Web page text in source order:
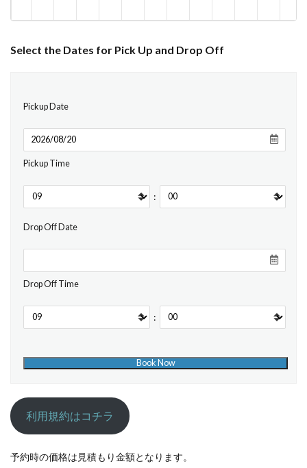
Select the Dates for Pick Up and Drop Off
Pickup Date
Pickup Time
:
Drop Off Date
Drop Off Time
:
利用規約はコチラ
予約時の価格は見積もり金額となります。